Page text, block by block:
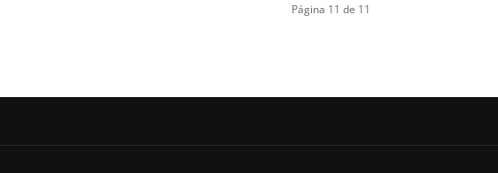
Página 11 de 11